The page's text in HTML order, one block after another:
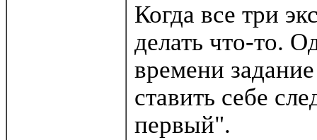
Когда все три
делать что-то.
времени
ставить себе
первый".